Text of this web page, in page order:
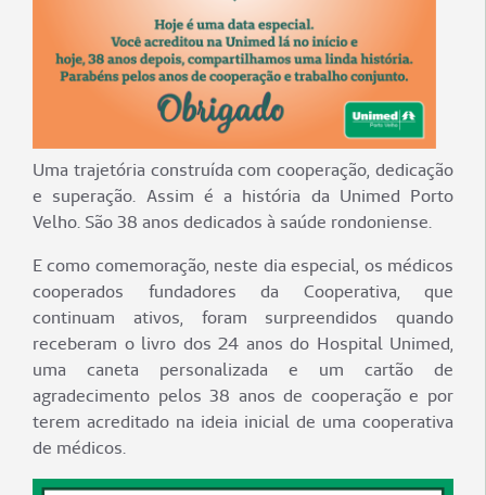
Uma trajetória construída com cooperação, dedicação
e superação. Assim é a história da Unimed Porto
Velho. São 38 anos dedicados à saúde rondoniense.
E como comemoração, neste dia especial, os médicos
cooperados fundadores da Cooperativa, que
continuam ativos, foram surpreendidos quando
receberam o livro dos 24 anos do Hospital Unimed,
uma caneta personalizada e um cartão de
agradecimento pelos 38 anos de cooperação e por
terem acreditado na ideia inicial de uma cooperativa
de médicos.